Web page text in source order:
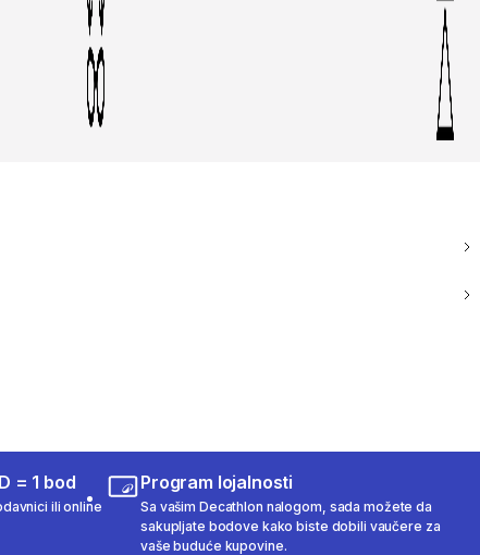
= 1 bod
ili online
Program lojalnosti
Sa vašim Decathlon nalogom, sada možete da
sakupljate bodove kako biste dobili vaučere za
vaše buduće kupovine.